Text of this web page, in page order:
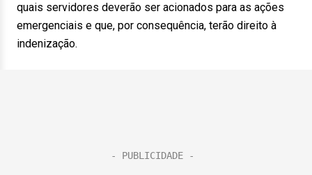
quais servidores deverão ser acionados para as ações
emergenciais e que, por consequência, terão direito à
indenização.